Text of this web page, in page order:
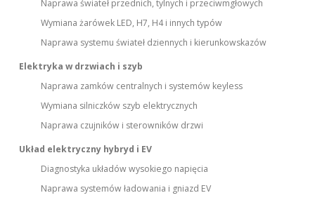
Naprawa świateł przednich, tylnych i przeciwmgłowych
Wymiana żarówek LED, H7, H4 i innych typów
Naprawa systemu świateł dziennych i kierunkowskazów
Elektryka w drzwiach i szyb
Naprawa zamków centralnych i systemów keyless
Wymiana silniczków szyb elektrycznych
Naprawa czujników i sterowników drzwi
Układ elektryczny hybryd i EV
Diagnostyka układów wysokiego napięcia
Naprawa systemów ładowania i gniazd EV